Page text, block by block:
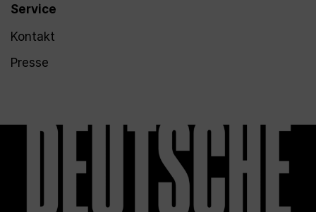
Service
Kontakt
Presse